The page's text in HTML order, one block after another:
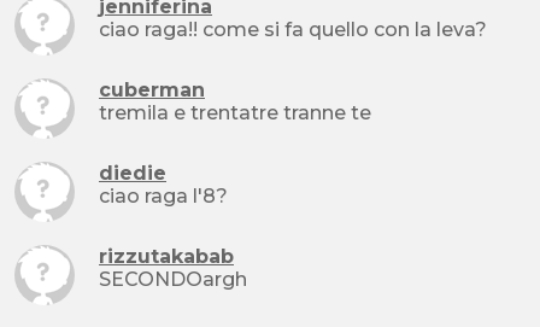
jenniferina
ciao raga!! come si fa quello con la leva?
cuberman
tremila e trentatre tranne te
diedie
ciao raga l'8?
rizzutakabab
SECONDOargh